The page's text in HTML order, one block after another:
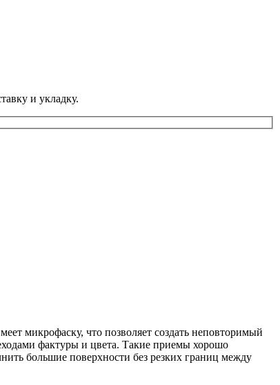
и укладку.
микрофаску, что позволяет создать неповторимый
фактуры и цвета. Такие приемы хорошо
большие поверхности без резких границ между